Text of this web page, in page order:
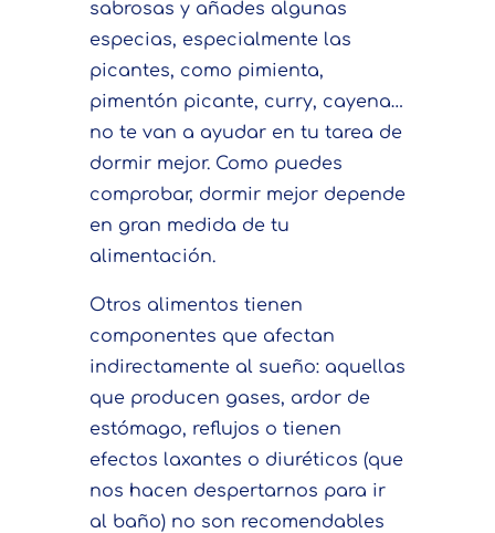
sabrosas y añades algunas
especias, especialmente las
picantes, como pimienta,
pimentón picante, curry, cayena…
no te van a ayudar en tu tarea de
dormir mejor. Como puedes
comprobar, dormir mejor depende
en gran medida de tu
alimentación.
Otros alimentos tienen
componentes que afectan
indirectamente al sueño: aquellas
que producen gases, ardor de
estómago, reflujos o tienen
efectos laxantes o diuréticos (que
nos hacen despertarnos para ir
al baño) no son recomendables